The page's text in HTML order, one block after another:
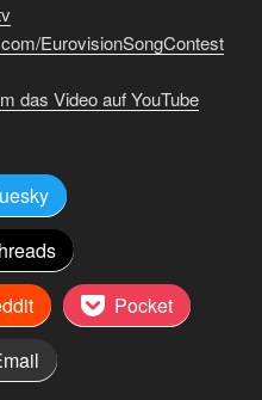
EurovisionSongContest
das Video auf YouTube
Pocket